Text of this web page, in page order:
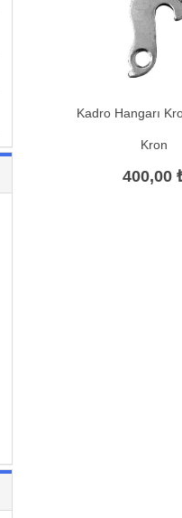
Kadro Hangarı
Kron
400,00